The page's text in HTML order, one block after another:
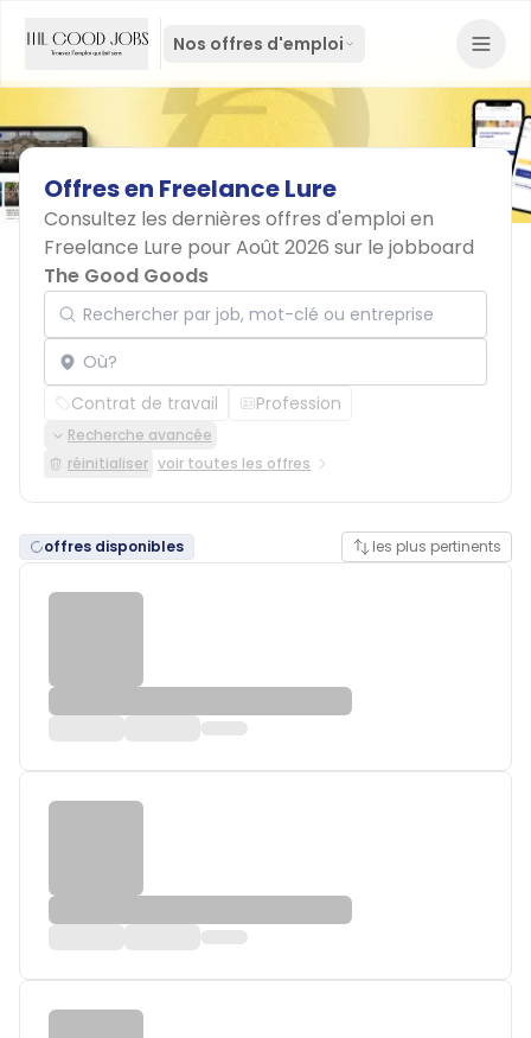
Nos offres d'emploi
Offresen FreelanceLure
Consultez les dernières offres d'emploi en
Freelance Lure pour Août 2026 sur le jobboard
The Good Goods
Rechercher par job, mot-clé ou entreprise
Localisation
Contrat de travail Profession
Recherche avancée
réinitialiser voir toutes les offres
offres disponibles les plus pertinents